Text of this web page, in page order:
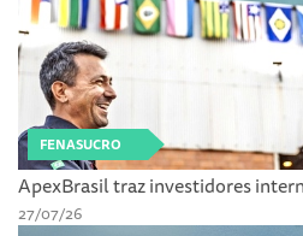
FENASUCRO
ApexBrasil traz investidores
27/07/26